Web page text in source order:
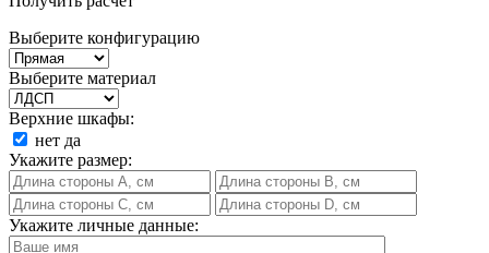
Выберите конфигурацию
Выберите материал
Верхние шкафы:
нет да
Укажите размер:
Укажите личные данные: